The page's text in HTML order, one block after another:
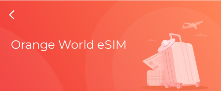
Bosnia
Orange World eSIM